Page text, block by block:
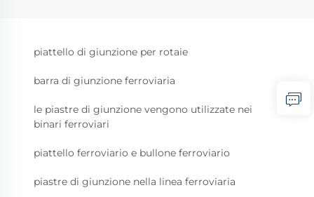
piattello di giunzione per rotaie
barra di giunzione ferroviaria
le piastre di giunzione vengono utilizzate nei
binari ferroviari
piattello ferroviario e bullone ferroviario
piastre di giunzione nella linea ferroviaria